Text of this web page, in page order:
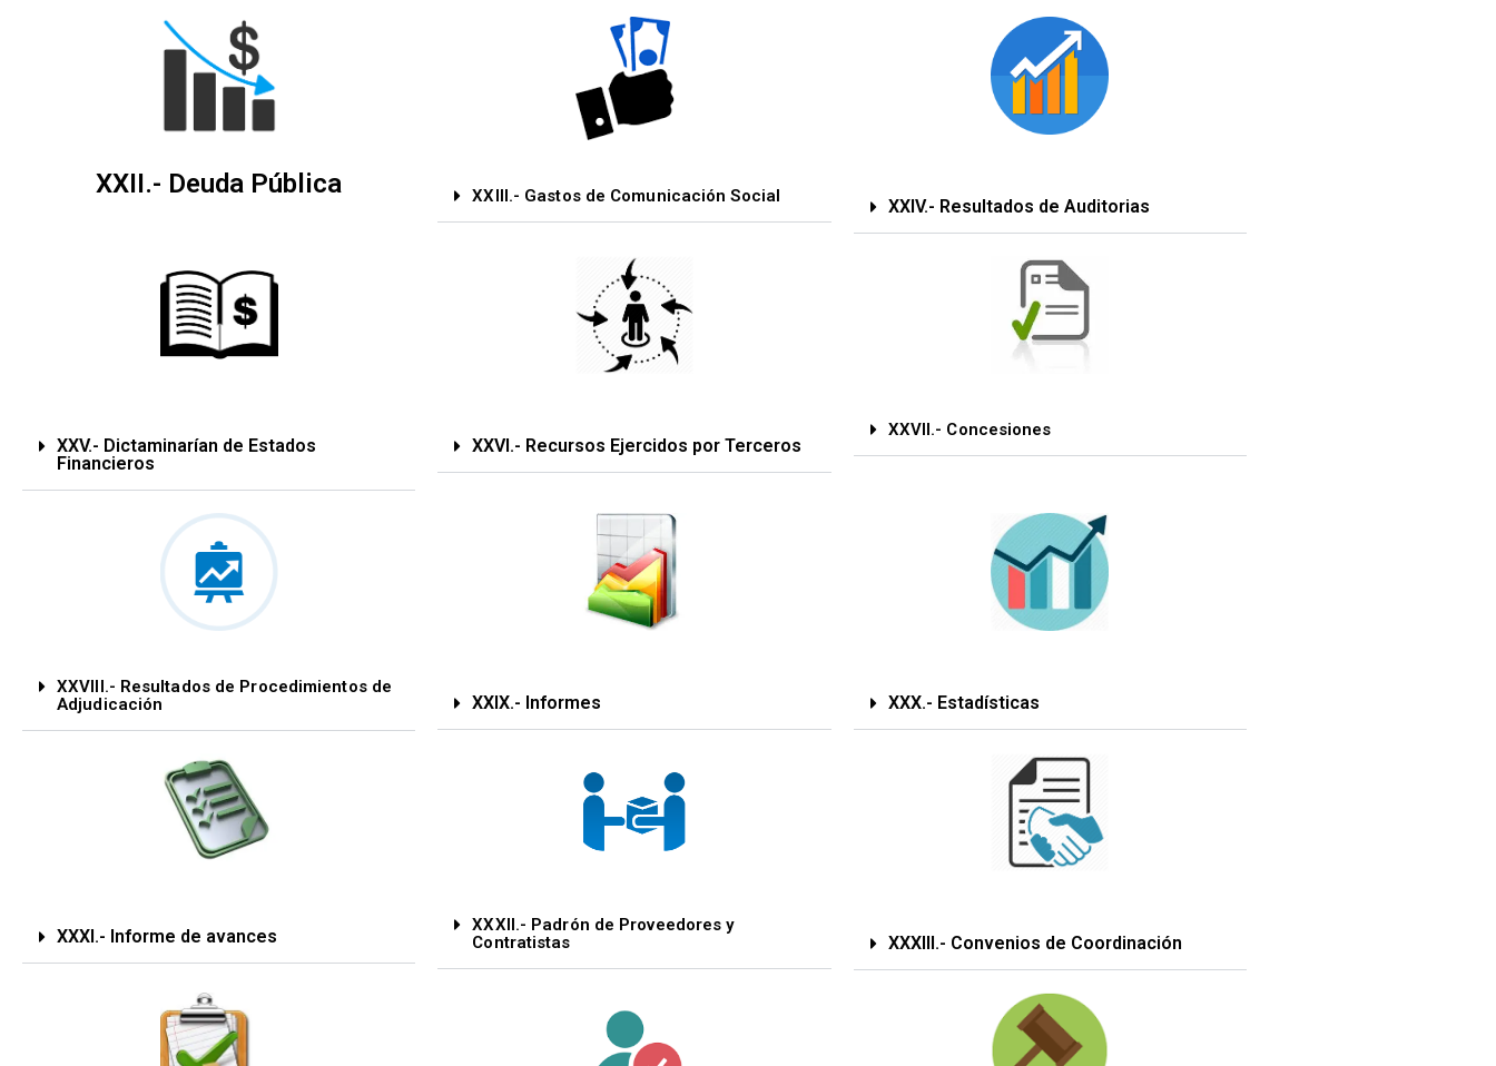
XXII.- Deuda Pública XXIII.- Gastos de Comunicación Social XXIV.- Resultados de Auditorias
XXV.- Dictaminarían de Estados
Financieros
XXVI.- Recursos Ejercidos por Terceros
XXVII.- Concesiones
XXVIII.- Resultados de Procedimientos de
Adjudicación
XXIX.- Informes XXX.- Estadísticas
XXXI.- Informe de avances
XXXII.- Padrón de Proveedores y
Contratistas
XXXIII.- Convenios de Coordinación